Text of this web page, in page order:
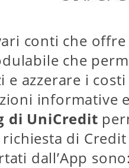
conti che
che
e azzerare i
informative
di UniCredit
di Credit
dall’App